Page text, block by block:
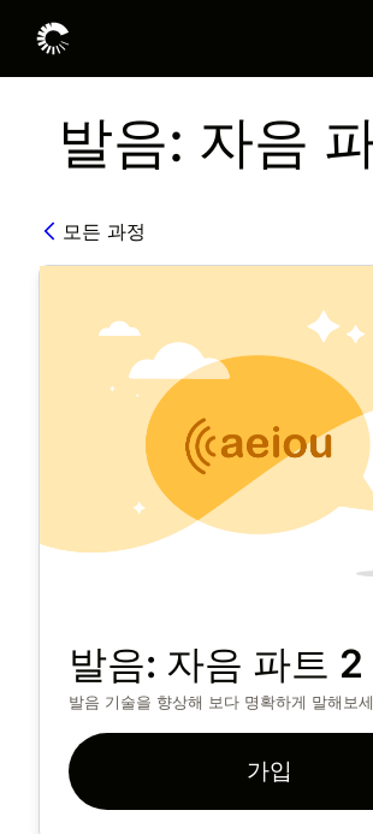
발음: 자음
모든 과정
발음: 자음 파트 2
발음 기술을 향상해 보다 명확하게 말해보
가입